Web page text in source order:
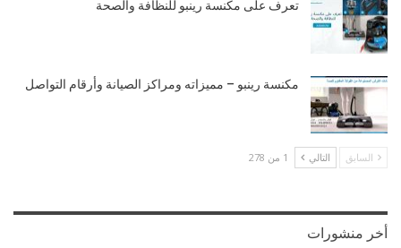
تعرف على مكنسة رينبو للنظافة والصحة
مكنسة رينبو – مميزاته ومراكز الصيانة وأرقام التواصل
السابق التالي 1 من 278
أخر منشورات